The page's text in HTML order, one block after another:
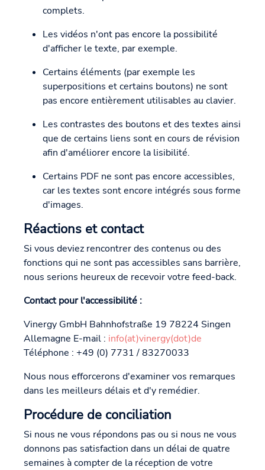
complets.
Les vidéos n'ont pas encore la possibilité
d'afficher le texte, par exemple.
Certains éléments (par exemple les
superpositions et certains boutons) ne sont
pas encore entièrement utilisables au clavier.
Les contrastes des boutons et des textes ainsi
que de certains liens sont en cours de révision
afin d'améliorer encore la lisibilité.
Certains PDF ne sont pas encore accessibles,
car les textes sont encore intégrés sous forme
d'images.
Réactions et contact
Si vous deviez rencontrer des contenus ou des
fonctions qui ne sont pas accessibles sans barrière,
nous serions heureux de recevoir votre feed-back.
Contact pour l'accessibilité :
Vinergy GmbH Bahnhofstraße 19 78224 Singen
Allemagne E-mail : info(at)vinergy(dot)de
Téléphone : +49 (0) 7731 / 83270033
Nous nous efforcerons d'examiner vos remarques
dans les meilleurs délais et d'y remédier.
Procédure de conciliation
Si nous ne vous répondons pas ou si nous ne vous
donnons pas satisfaction dans un délai de quatre
semaines à compter de la réception de votre